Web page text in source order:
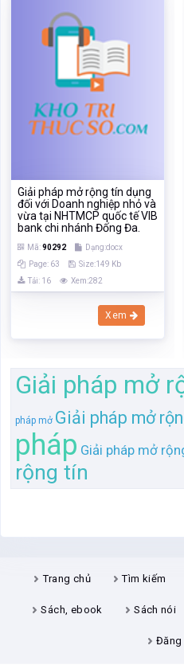
Giải pháp mở rộng tín dụng
đối với Doanh nghiệp nhỏ và
vừa tại NHTMCP quốc tế VIB
bank chi nhánh Đống Đa.
Mã:90292
Dạng:docx
Page: 63
Size:149 Kb
Tải: 16
Xem:282
Xem
Giải pháp mở
pháp mở Giải pháp mở
pháp Giải pháp mở
rộng tín
Trang chủ Tìm kiếm
Sách, ebook Sách nói
Đăng